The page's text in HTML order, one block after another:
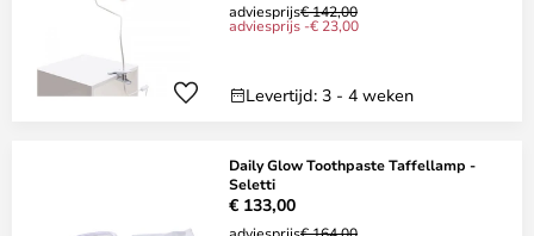
adviesprijs€ 142,00
adviesprijs -€ 23,00
Levertijd: 3 - 4 weken
Daily Glow Toothpaste Taffellamp -
Seletti
€ 133,00